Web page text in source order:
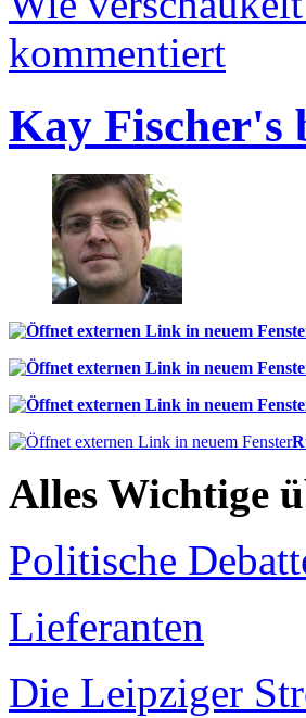
kommentiert
Kay Fischer's
Alles Wichtige
Politische
Lieferanten
Die Leipziger